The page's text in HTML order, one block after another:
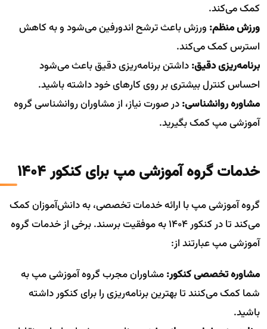
کمک می‌کند.
ورزش منظم: ورزش باعث ترشح اندورفین می‌شود و به کاهش
استرس کمک می‌کند.
برنامه‌ریزی دقیق:داشتن برنامه‌ریزی دقیق باعث می‌شود
احساس کنترل بیشتری بر روی کارهای خود داشته باشید.
مشاوره روانشناسی:در صورت نیاز، از مشاوران روانشناسی گروه
آموزشی مپ کمک بگیرید.
خدمات گروه آموزشی مپ برای کنکور ۱۴۰۴
گروه آموزشی مپ با ارائه خدمات تخصصی، به دانش‌آموزان کمک
می‌کند تا در کنکور ۱۴۰۴ به موفقیت برسند. برخی از خدمات گروه
آموزشی مپ عبارتند از:
مشاوره تخصصی کنکور:مشاوران مجرب گروه آموزشی مپ به
شما کمک می‌کنند تا بهترین برنامه‌ریزی را برای کنکور داشته
باشید.